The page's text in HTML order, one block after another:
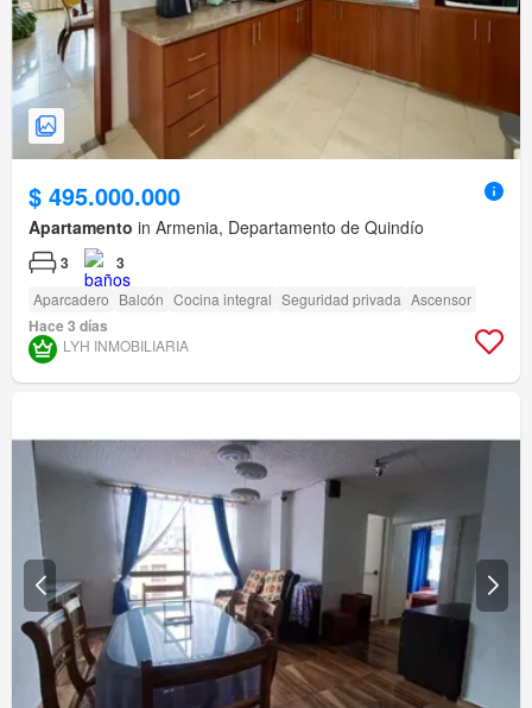
$ 495.000.000
Apartamento in Armenia, Departamento de Quindío
3 3
Aparcadero Balcón Cocina integral Seguridad privada Ascensor
Hace 3 días
LYH INMOBILIARIA